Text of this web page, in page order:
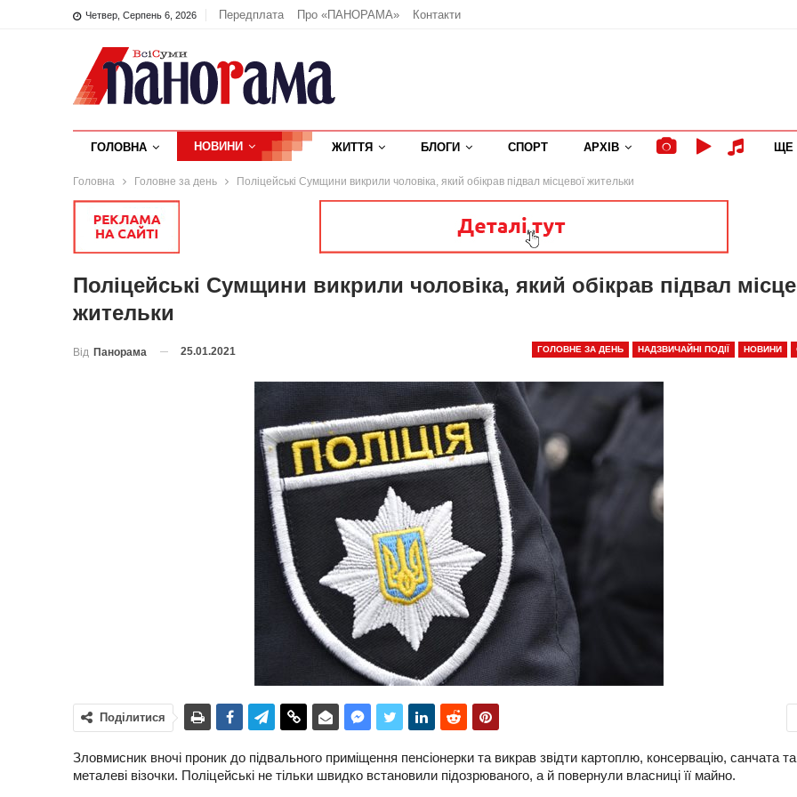
Четвер, Серпень 6, 2026 Передплата Про «ПАНОРАМА» Контакти
ГОЛОВНА НОВИНИ ЖИТТЯ БЛОГИ СПОРТ АРХІВ ЩЕ
Головна Головне за день Поліцейські Сумщини викрили чоловіка, який обікрав підвал місцевої жительки
Поліцейські Сумщини викрили чоловіка, який обікрав підвал
жительки
ГОЛОВНЕ ЗА ДЕНЬ НАДЗВИЧАЙНІ ПОДІЇ НОВИНИ
Від Панорама 25.01.2021
Поділитися
Зловмисник вночі проник до підвального приміщення пенсіонерки та викрав звідти картоплю, консервацію, санчата та
металеві візочки. Поліцейські не тільки швидко встановили підозрюваного, а й повернули власниці її майно.